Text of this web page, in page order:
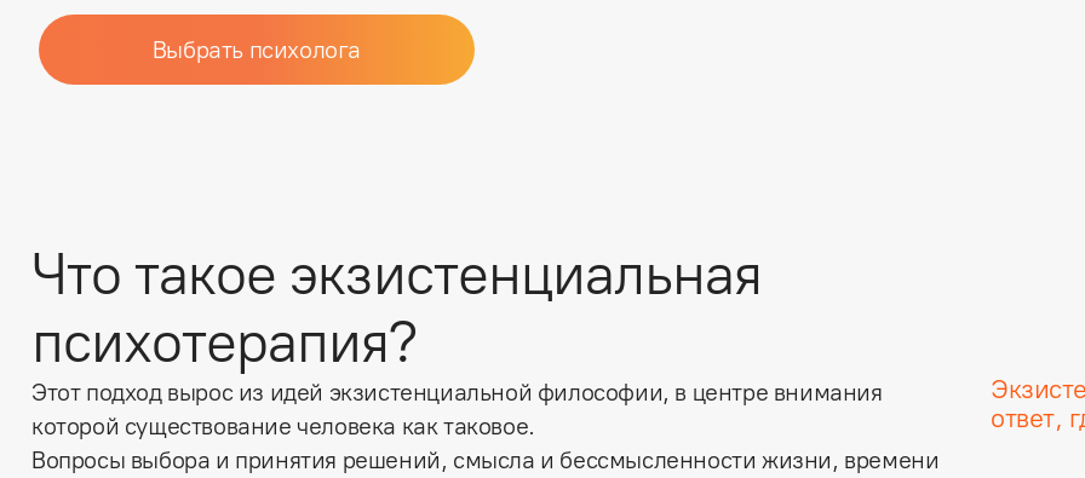
Выбрать психолога
Что такое экзистенциальная
психотерапия?
Этот подход вырос из идей экзистенциальной философии, в центре внимания
которой существование человека как таковое.
Вопросы выбора и принятия решений, смысла и бессмысленности жизни, времени
ответ,